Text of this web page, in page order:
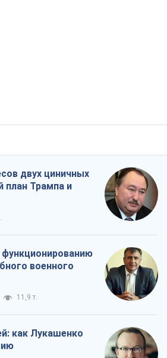
двух циничных
план Трампа и
военного
11,9 т.
как Лукашенко